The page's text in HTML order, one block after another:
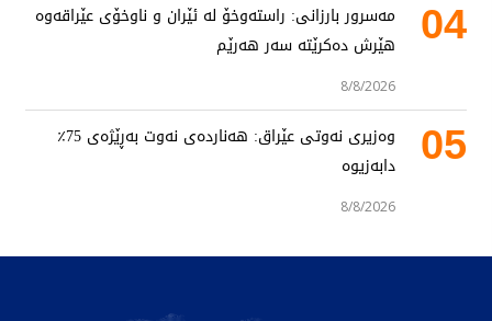
04
مەسرور بارزانی: راستەوخۆ لە ئێران و ناوخۆی عێراقەوە
هێرش دەکرێتە سەر هەرێم
8/8/2026
05
وەزیری نەوتی عێراق: هەناردەی نەوت بەڕێژەی 75٪
دابەزیوە
8/8/2026